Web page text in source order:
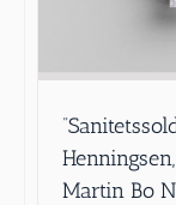
Martin Bo